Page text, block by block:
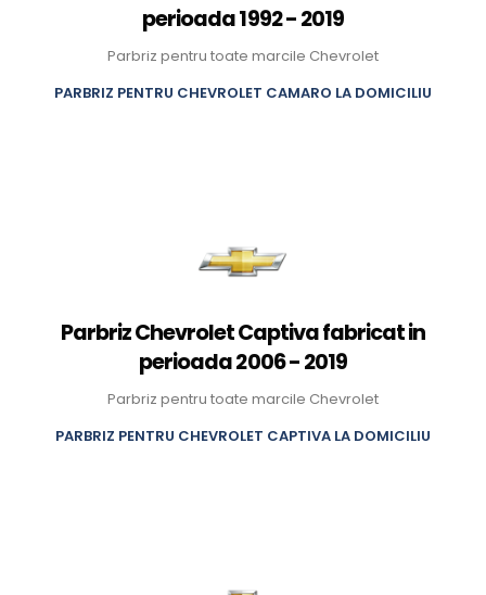
perioada 1992 - 2019
Parbriz pentru toate marcile Chevrolet
PARBRIZ PENTRU CHEVROLET CAMARO LA DOMICILIU
Parbriz Chevrolet Captiva fabricat in
perioada 2006 - 2019
Parbriz pentru toate marcile Chevrolet
PARBRIZ PENTRU CHEVROLET CAPTIVA LA DOMICILIU